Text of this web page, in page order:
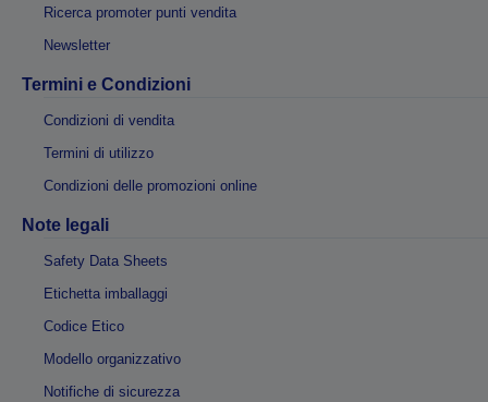
Ricerca promoter punti vendita
Newsletter
Termini e Condizioni
Condizioni di vendita
Termini di utilizzo
Condizioni delle promozioni online
Note legali
Safety Data Sheets
Etichetta imballaggi
Codice Etico
Modello organizzativo
Notifiche di sicurezza